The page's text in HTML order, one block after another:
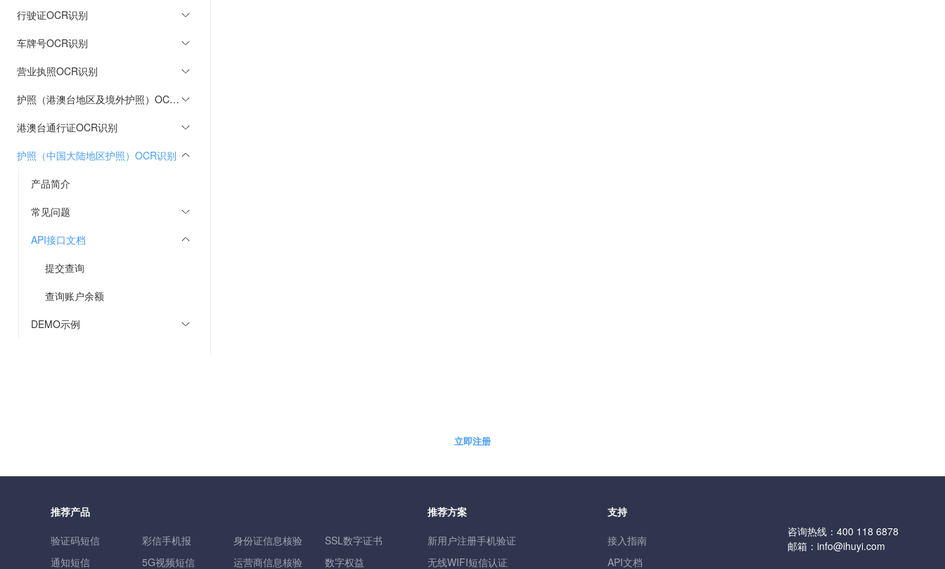
行驶证OCR识别
车牌号OCR识别
营业执照OCR识别
护照（港澳台地区及境外护照）OCR识别
港澳台通行证OCR识别
护照（中国大陆地区护照）OCR识别
产品简介
常见问题
API接口文档
提交查询
查询账户余额
DEMO示例
立即注册
推荐产品
验证码短信
通知短信
彩信手机报
5G视频短信
身份证信息核验
运营商信息核验
SSL数字证书
数字权益
推荐方案
新用户注册手机验证
无线WIFI短信认证
支持
接入指南
API文档
咨询热线： 400 118 6878
邮箱： info@ihuyi.com